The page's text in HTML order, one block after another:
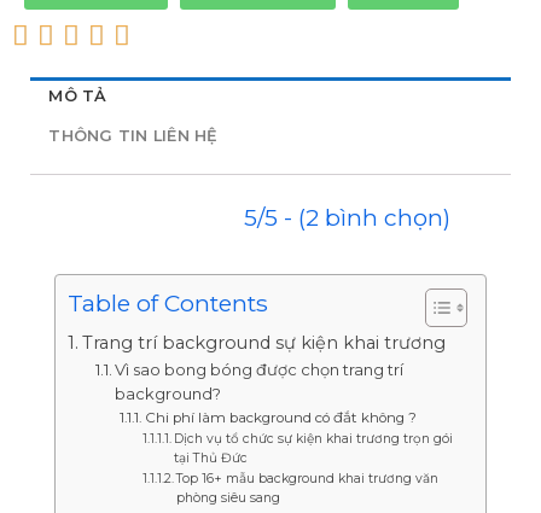
MÔ TẢ
THÔNG TIN LIÊN HỆ
5/5 - (2 bình chọn)
Table of Contents
Trang trí background sự kiện khai trương
Vì sao bong bóng được chọn trang trí
background?
Chi phí làm background có đắt không ?
Dịch vụ tổ chức sự kiện khai trương trọn gói
tại Thủ Đức
Top 16+ mẫu background khai trương văn
phòng siêu sang